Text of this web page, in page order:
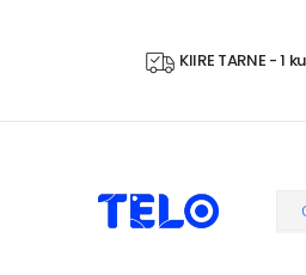
KIIRE TARNE - 1